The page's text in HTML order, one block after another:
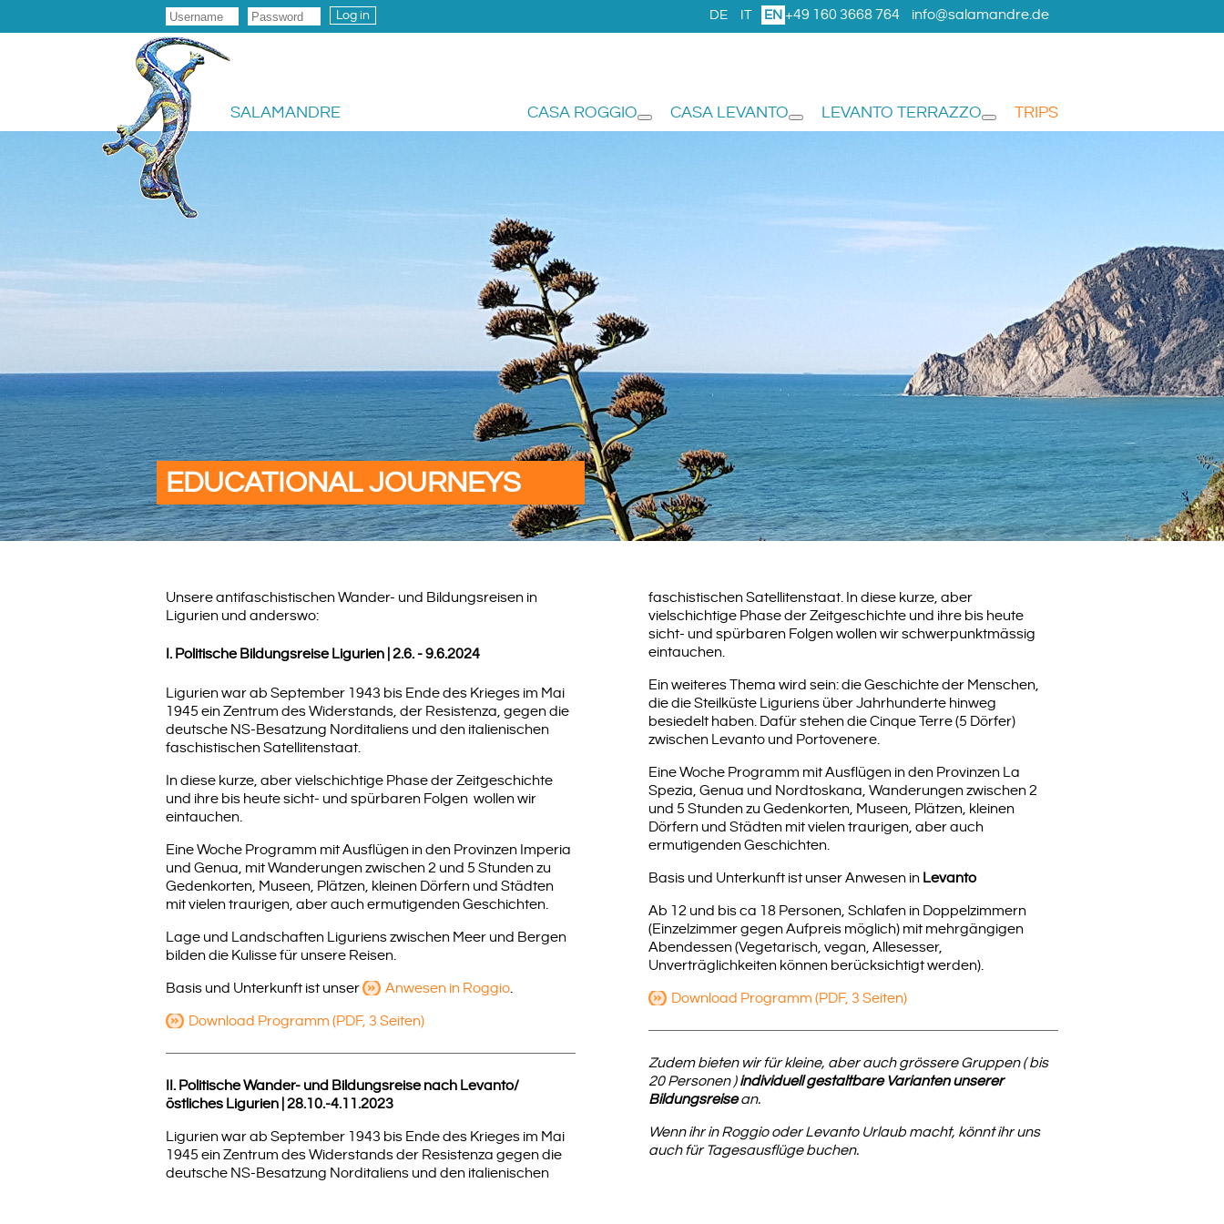
Log in +49 160 3668 764 info@salamandre.de
DE IT EN
SALAMANDRE TRIPS
LEVANTO TERRAZZO
CASA LEVANTO
CASA ROGGIO
EDUCATIONAL JOURNEYS
Unsere antifaschistischen Wander- und Bildungsreisen in
Ligurien und anderswo:
I. Politische Bildungsreise Ligurien | 2.6. - 9.6.2024
Ligurien war ab September 1943 bis Ende des Krieges im Mai
1945 ein Zentrum des Widerstands, der Resistenza, gegen die
deutsche NS-Besatzung Norditaliens und den italienischen
faschistischen Satellitenstaat.
In diese kurze, aber vielschichtige Phase der Zeitgeschichte
und ihre bis heute sicht- und spürbaren Folgen wollen wir
eintauchen.
Eine Woche Programm mit Ausflügen in den Provinzen Imperia
und Genua, mit Wanderungen zwischen 2 und 5 Stunden zu
Gedenkorten, Museen, Plätzen, kleinen Dörfern und Städten
mit vielen traurigen, aber auch ermutigenden Geschichten.
Lage und Landschaften Liguriens zwischen Meer und Bergen
bilden die Kulisse für unsere Reisen.
Basis und Unterkunft ist unser Anwesen in Roggio
Download Programm (PDF, 3 Seiten)
II. Politische Wander- und Bildungsreise nach Levanto/
östliches Ligurien | 28.10.-4.11.2023
Ligurien war ab September 1943 bis Ende des Krieges im Mai
1945 ein Zentrum des Widerstands der Resistenza gegen die
deutsche NS-Besatzung Norditaliens und den italienischen
faschistischen Satellitenstaat. In diese kurze, aber
vielschichtige Phase der Zeitgeschichte und ihre bis heute
sicht- und spürbaren Folgen wollen wir schwerpunktmässig
eintauchen.
Ein weiteres Thema wird sein: die Geschichte der Menschen,
die die Steilküste Liguriens über Jahrhunderte hinweg
besiedelt haben. Dafür stehen die Cinque Terre (5 Dörfer)
zwischen Levanto und Portovenere.
Eine Woche Programm mit Ausflügen in den Provinzen La
Spezia, Genua und Nordtoskana, Wanderungen zwischen 2
und 5 Stunden zu Gedenkorten, Museen, Plätzen, kleinen
Dörfern und Städten mit vielen traurigen, aber auch
ermutigenden Geschichten.
Basis und Unterkunft ist unser Anwesen in Levanto
Ab 12 und bis ca 18 Personen, Schlafen in Doppelzimmern
(Einzelzimmer gegen Aufpreis möglich) mit mehrgängigen
Abendessen (Vegetarisch, vegan, Allesesser,
Unverträglichkeiten können berücksichtigt werden).
Download Programm (PDF, 3 Seiten)
Zudem bieten wir für kleine, aber auch grössere Gruppen ( bis
20 Personen )individuell gestaltbare Varianten unserer
Bildungsreisean.
Wenn ihr in Roggio oder Levanto Urlaub macht, könnt ihr uns
auch für Tagesausflüge buchen.